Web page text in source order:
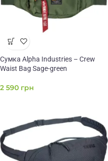
Сумка Alpha Industries – Crew
Waist Bag Sage-green
2 590 грн